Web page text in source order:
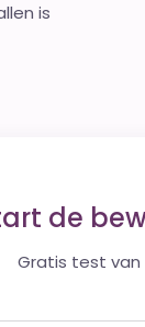
is
de
Gratis test